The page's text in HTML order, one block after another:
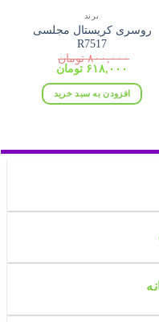
برند
روسری کریستال مجلسی
R7517
۸۰۰,۰۰۰ تومان
قیمت
۸۰۰,۰۰۰ تومان
بود.
۶۱۸,۰۰۰ تومان
۶۱۸,۰۰۰ تومان. افزودن به سبد خرید